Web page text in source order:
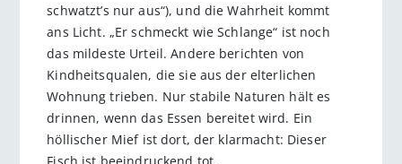
schwatzt’s nur aus“), und die Wahrheit kommt
ans Licht. „Er schmeckt wie Schlange“ ist noch
das mildeste Urteil. Andere berichten von
Kindheitsqualen, die sie aus der elterlichen
Wohnung trieben. Nur stabile Naturen hält es
drinnen, wenn das Essen bereitet wird. Ein
höllischer Mief ist dort, der klarmacht: Dieser